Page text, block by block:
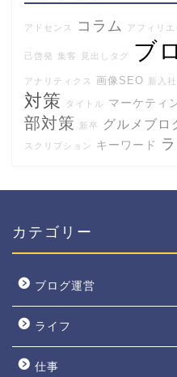
アドセンス コラム アフィリエ
己啓発 集客 見出しタグ ブ
アナリティクス 画像SEO 新入社
対策
タイトル マーケティ
部対策
新卒 グルメブロ
スクリプション キーワード
カテゴリー
ブログ運営
ライフ
仕事